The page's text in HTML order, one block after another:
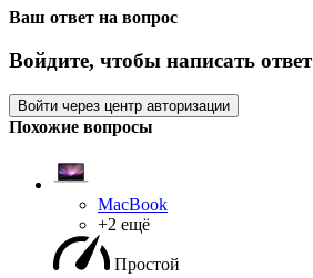
Ваш ответ на вопрос
Войдите, чтобы написать ответ
Войти через центр авторизации
Похожие вопросы
MacBook
+2 ещё
Простой